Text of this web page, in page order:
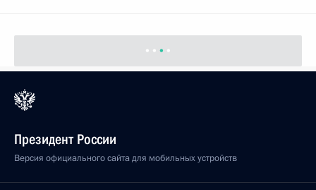
Президент России
Версия официального сайта для мобильных устройств